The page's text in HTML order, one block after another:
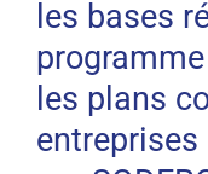
les bases
les plans
entreprises